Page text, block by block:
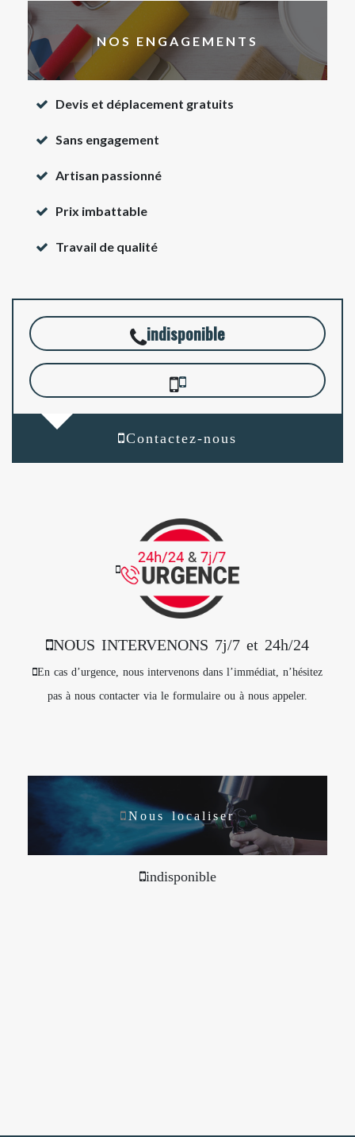
NOS ENGAGEMENTS
Devis et déplacement gratuits
Sans engagement
Artisan passionné
Prix imbattable
Travail de qualité
indisponible
Contactez-nous
NOUS INTERVENONS 7j/7 et 24h/24
En cas d’urgence, nous intervenons dans l’immédiat, n’hésitez
pas à nous contacter via le formulaire ou à nous appeler.
Nous localiser
indisponible